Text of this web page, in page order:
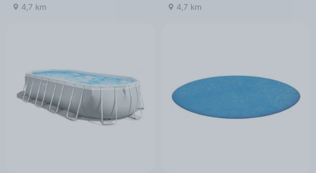
4,7 km 4,7 km